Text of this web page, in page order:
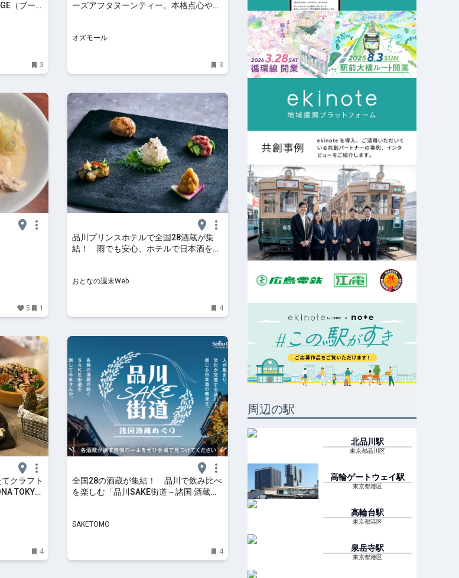
（ブール
3
ーズアフタヌーンティー。本格点心やマ
オズモール
3
5 1
品川プリンスホテルで全国28酒蔵が集
結！ 雨でも安心、ホテルで日本酒をめ
おとなの週末Web
4
クラフト
TOKYO
4
全国28の酒蔵が集結！ 品川で飲み比べ
を楽しむ「品川SAKE街道～諸国 酒蔵め
SAKETOMO
4
周辺の駅
北品川駅
東京都品川区
高輪ゲートウェイ駅
東京都港区
高輪台駅
東京都港区
泉岳寺駅
東京都港区